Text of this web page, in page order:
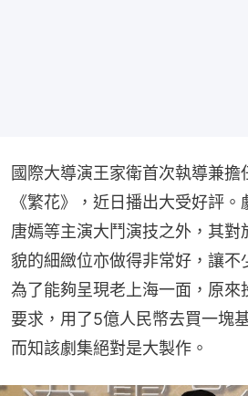
國際大導演王家衛首次執導兼擔
《繁花》，近日播出大受好評。
唐嫣等主演大鬥演技之外，其對
貌的細緻位亦做得非常好，讓不
為了能夠呈現老上海一面，原來
要求，用了5億人民幣去買一塊
而知該劇集絕對是大製作。